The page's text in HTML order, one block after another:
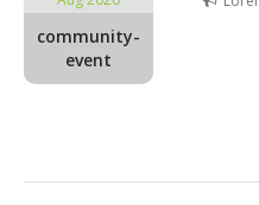
community-
event